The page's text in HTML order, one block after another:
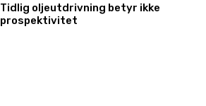
Tidlig oljeutdrivning betyr ikke
prospektivitet